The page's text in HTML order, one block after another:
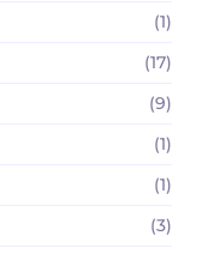
(1)
(17)
(9)
(1)
(1)
(3)